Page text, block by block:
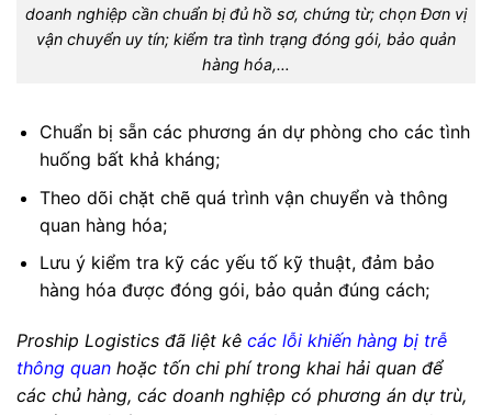
doanh nghiệp cần chuẩn bị đủ hồ sơ, chứng từ; chọn Đơn vị
vận chuyển uy tín; kiểm tra tình trạng đóng gói, bảo quản
hàng hóa,…
Chuẩn bị sẵn các phương án dự phòng cho các tình
huống bất khả kháng;
Theo dõi chặt chẽ quá trình vận chuyển và thông
quan hàng hóa;
Lưu ý kiểm tra kỹ các yếu tố kỹ thuật, đảm bảo
hàng hóa được đóng gói, bảo quản đúng cách;
Proship Logistics đã liệt kê các lỗi khiến hàng bị trễ
thông quan hoặc tốn chi phí trong khai hải quan để
các chủ hàng, các doanh nghiệp có phương án dự trù,